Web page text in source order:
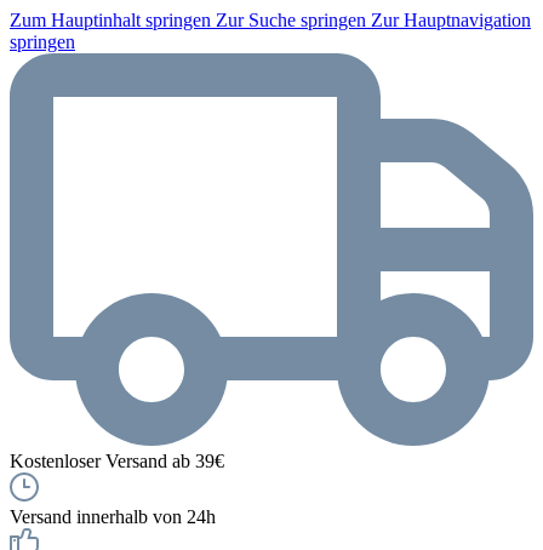
Zum Hauptinhalt springen Zur Suche springen Zur Hauptnavigation
springen
Kostenloser Versand ab 39€
Versand innerhalb von 24h